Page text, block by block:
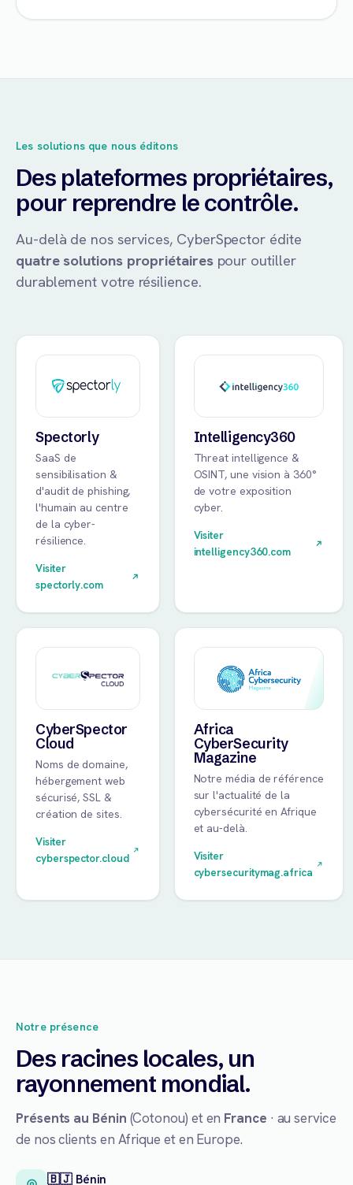
Les solutions que nous éditons
Des plateformes propriétaires,
pour reprendre le contrôle.
Au-delà de nos services, CyberSpector édite
quatre solutions propriétairespour outiller
durablement votre résilience.
Spectorly
SaaS de
sensibilisation &
d'audit de phishing,
l'humain au centre
de la cyber-
résilience.
Visiter
spectorly.com
Intelligency360
Threat intelligence &
OSINT, une vision à 360°
de votre exposition
cyber.
Visiter
intelligency360.com
CyberSpector
Cloud
Noms de domaine,
hébergement web
sécurisé, SSL &
création de sites.
Visiter
cyberspector.cloud
Africa
CyberSecurity
Magazine
Notre média de référence
sur l'actualité de la
cybersécurité en Afrique
et au-delà.
Visiter
cybersecuritymag.africa
Notre présence
Des racines locales, un
rayonnement mondial.
Présents au Bénin (Cotonou) et en France · au service
de nos clients en Afrique et en Europe.
🇧🇯 Bénin